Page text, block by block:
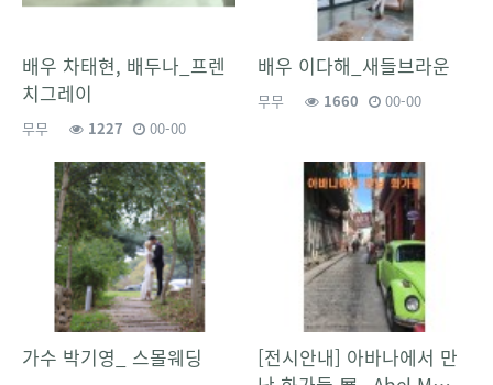
배우 차태현, 배두나_프렌
치그레이
무무 1227 00-00
배우 이다해_새들브라운
무무 1660 00-00
가수 박기영_ 스몰웨딩
[전시안내] 아바나에서 만